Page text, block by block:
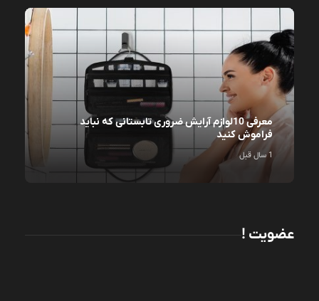
معرفی 10لوازم آرایش ضروری تابستانی که نباید
فراموش کنید
1 سال قبل
عضویت !